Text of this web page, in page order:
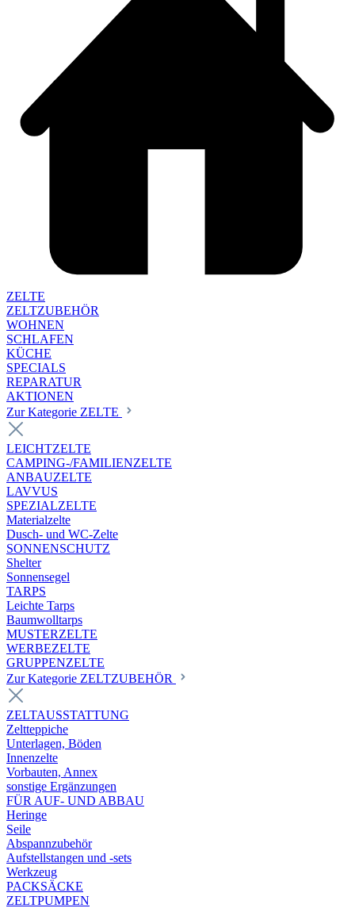
ZELTE
ZELTZUBEHÖR
WOHNEN
SCHLAFEN
KÜCHE
SPECIALS
REPARATUR
AKTIONEN
Zur Kategorie ZELTE
LEICHTZELTE
CAMPING-/FAMILIENZELTE
ANBAUZELTE
LAVVUS
SPEZIALZELTE
Materialzelte
Dusch- und WC-Zelte
SONNENSCHUTZ
Shelter
Sonnensegel
TARPS
Leichte Tarps
Baumwolltarps
MUSTERZELTE
WERBEZELTE
GRUPPENZELTE
Zur Kategorie ZELTZUBEHÖR
ZELTAUSSTATTUNG
Zeltteppiche
Unterlagen, Böden
Innenzelte
Vorbauten, Annex
sonstige Ergänzungen
FÜR AUF- UND ABBAU
Heringe
Seile
Abspannzubehör
Aufstellstangen und -sets
Werkzeug
PACKSÄCKE
ZELTPUMPEN